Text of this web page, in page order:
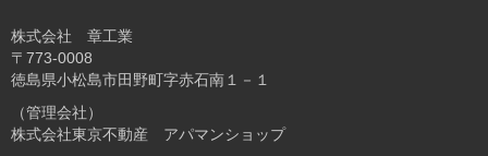
株式会社 章工業
〒773-0008
徳島県小松島市田野町字赤石南１－１
（管理会社）
株式会社東京不動産 アパマンショップ